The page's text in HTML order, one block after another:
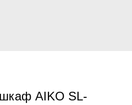
шкаф AIKO SL-